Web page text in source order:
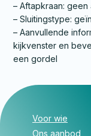
– Aftapkraan:
– Sluitingstype:
– Aanvullende
kijkvenster en
een gordel
Voor wie
Ons aanbod